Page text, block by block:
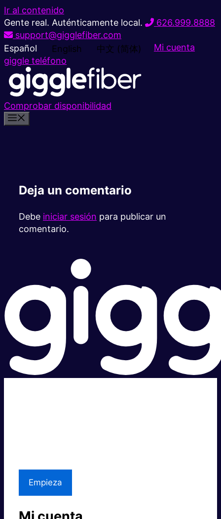
Ir al contenido
Gente real. Auténticamente local.
626.999.8888
support@gigglefiber.com
Español
English 中文 (简体)
Mi cuenta
giggle teléfono
Comprobar disponibilidad
Deja un comentario
Debe iniciar sesión para publicar un
comentario.
Empieza